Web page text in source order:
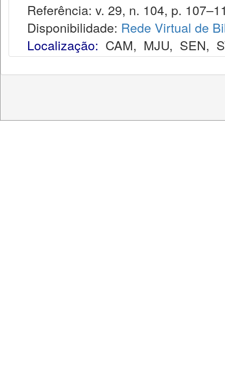
Referência: v. 29, n. 104, p.
Disponibilidade: Rede Virtual de
Localização: CAM, MJU, SEN,